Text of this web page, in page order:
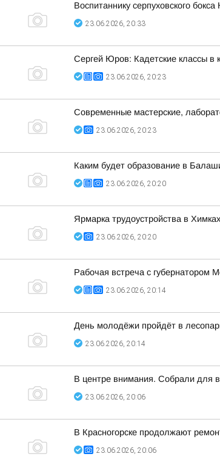
Воспитаннику серпуховского
23.06.2026, 20:33
Сергей Юров: Кадетские классы
23.06.2026, 20:23
Современные мастерские,
23.06.2026, 20:23
Каким будет образование в
23.06.2026, 20:20
Ярмарка трудоустройства в
23.06.2026, 20:20
Рабочая встреча с губернатором
23.06.2026, 20:14
День молодёжи пройдёт в
23.06.2026, 20:14
В центре внимания. Собрали для
23.06.2026, 20:06
В Красногорске продолжают
23.06.2026, 20:06